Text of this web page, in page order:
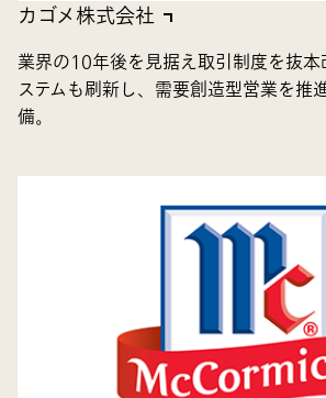
カゴメ株式会社
業界の10年後を見据え取引制度を抜
ステムも刷新し、需要創造型営業を推
備。